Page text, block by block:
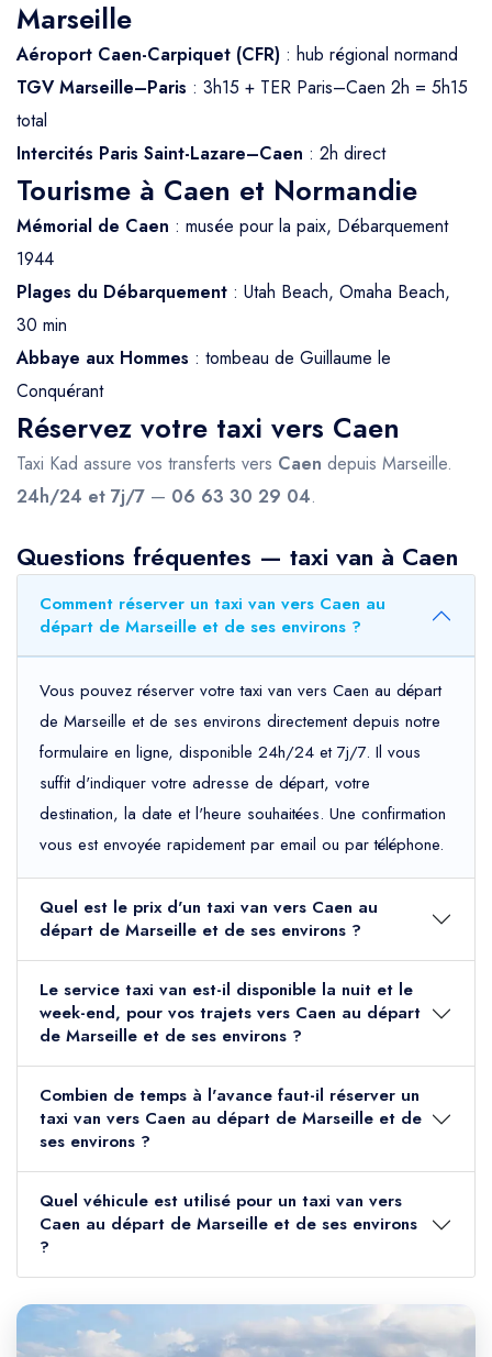
Marseille
Aéroport Caen-Carpiquet (CFR) : hub régional normand
TGV Marseille–Paris : 3h15 + TER Paris–Caen 2h = 5h15
total
Intercités Paris Saint-Lazare–Caen : 2h direct
Tourisme à Caen et Normandie
Mémorial de Caen : musée pour la paix, Débarquement
1944
Plages du Débarquement : Utah Beach, Omaha Beach,
30 min
Abbaye aux Hommes : tombeau de Guillaume le
Conquérant
Réservez votre taxi vers Caen
Taxi Kad assure vos transferts vers Caen depuis Marseille.
24h/24 et 7j/7 — 06 63 30 29 04.
Questions fréquentes — taxi van à Caen
Comment réserver un taxi van vers Caen au
départ de Marseille et de ses environs ?
Vous pouvez réserver votre taxi van vers Caen au départ
de Marseille et de ses environs directement depuis notre
formulaire en ligne, disponible 24h/24 et 7j/7. Il vous
suffit d'indiquer votre adresse de départ, votre
destination, la date et l'heure souhaitées. Une confirmation
vous est envoyée rapidement par email ou par téléphone.
Quel est le prix d'un taxi van vers Caen au
départ de Marseille et de ses environs ?
Le service taxi van est-il disponible la nuit et le
week-end, pour vos trajets vers Caen au départ
de Marseille et de ses environs ?
Combien de temps à l'avance faut-il réserver un
taxi van vers Caen au départ de Marseille et de
ses environs ?
Quel véhicule est utilisé pour un taxi van vers
Caen au départ de Marseille et de ses environs
?